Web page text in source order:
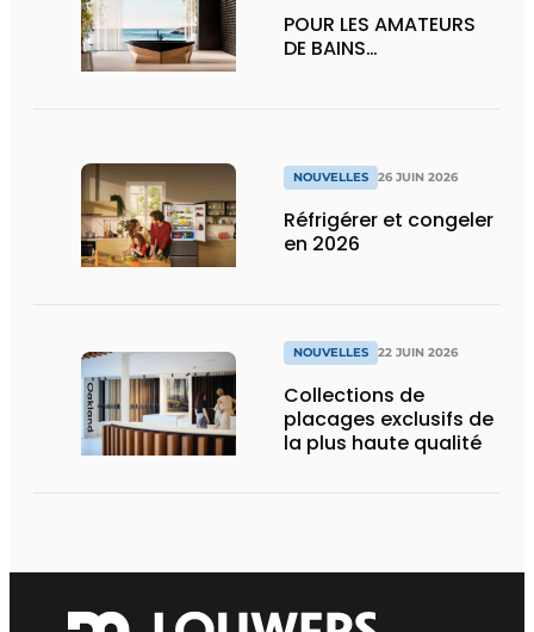
POUR LES AMATEURS
DE BAINS…
NOUVELLES 26 JUIN 2026
Réfrigérer et congeler
en 2026
NOUVELLES 22 JUIN 2026
Collections de
placages exclusifs de
la plus haute qualité